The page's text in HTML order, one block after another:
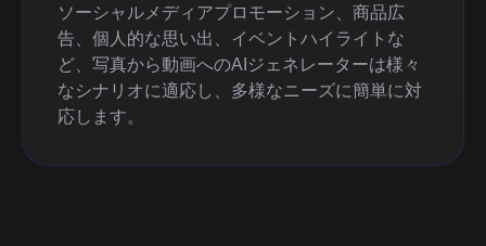
ソーシャルメディアプロモーション、商品広
告、個人的な思い出、イベントハイライトな
ど、写真から動画へのAIジェネレーターは様々
なシナリオに適応し、多様なニーズに簡単に対
応します。